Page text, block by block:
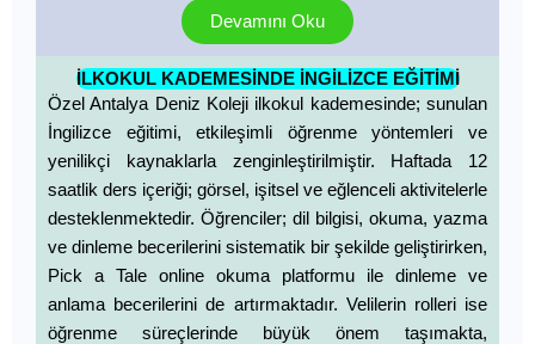
Devamını Oku
İLKOKUL KADEMESİNDE İNGİLİZCE EĞİTİMİ
Özel Antalya Deniz Koleji ilkokul kademesinde; sunulan
İngilizce eğitimi, etkileşimli öğrenme yöntemleri ve
yenilikçi kaynaklarla zenginleştirilmiştir. Haftada 12
saatlik ders içeriği; görsel, işitsel ve eğlenceli aktivitelerle
desteklenmektedir. Öğrenciler; dil bilgisi, okuma, yazma
ve dinleme becerilerini sistematik bir şekilde geliştirirken,
Pick a Tale online okuma platformu ile dinleme ve
anlama becerilerini de artırmaktadır. Velilerin rolleri ise
öğrenme süreçlerinde büyük önem taşımakta,